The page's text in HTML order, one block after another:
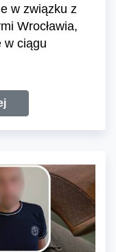
w związku z
Wrocławia,
w ciągu